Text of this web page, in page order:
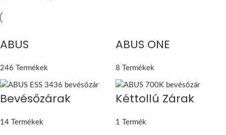
ABUS
246 Termékek
ABUS ONE
8 Termékek
Bevésőzárak
14 Termékek
Kéttollú Zárak
1 Termék